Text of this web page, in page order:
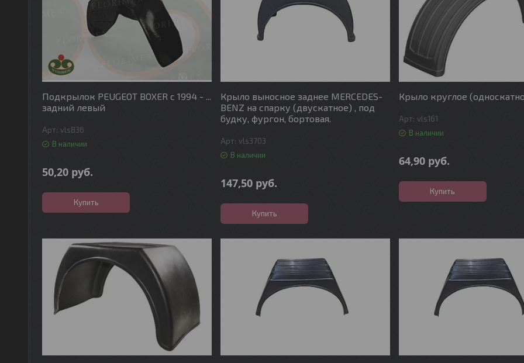
Подкрылок PEUGEOT BOXER с 1994 - ...
задний левый
vls836
В наличии
50,20 руб.
Купить
Крыло выносное заднее MERCEDES-
BENZ на спарку (двускатное) , под
будку, фургон, бортовая.
vls3703
В наличии
147,50 руб.
Купить
Крыло круглое
vls161
В наличии
64,90 руб.
Купить